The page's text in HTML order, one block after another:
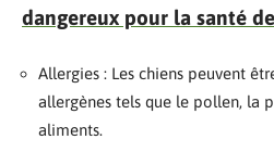
dangereux pour la santé
Allergies : Les chiens peuvent
allergènes tels que le pollen, la
aliments.